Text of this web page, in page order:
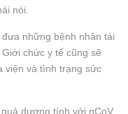
nói.
những bệnh nhân tái
chức y tế cũng sẽ
viện và tình trạng sức
dương tính với nCoV